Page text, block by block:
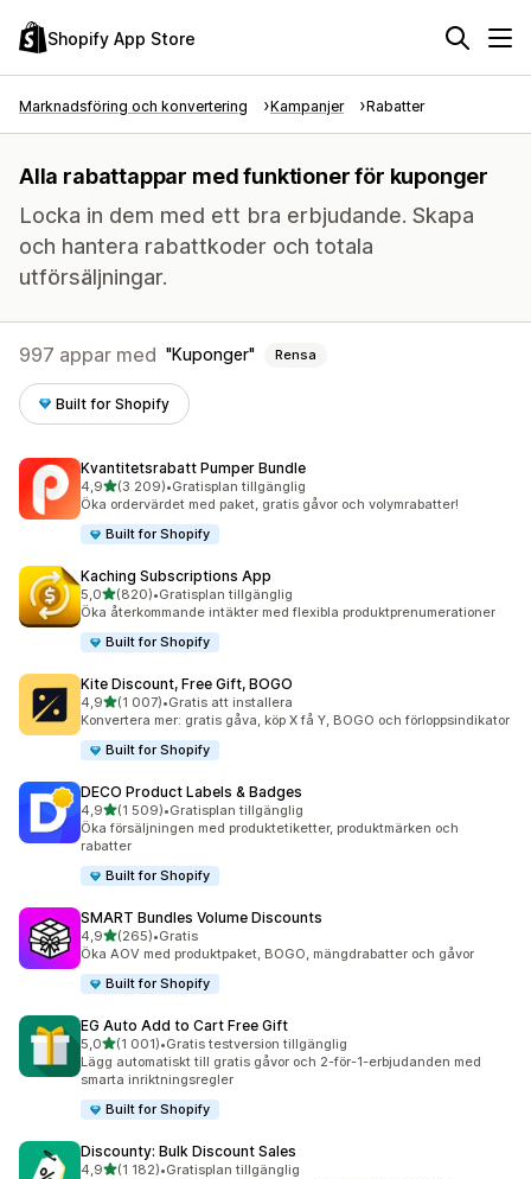
Shopify App Store
Marknadsföring och konvertering Kampanjer Rabatter
Alla rabattappar med funktioner för kuponger
Locka in dem med ett bra erbjudande. Skapa
och hantera rabattkoder och totala
utförsäljningar.
997 appar med Kuponger Rensa
Built for Shopify
Kvantitetsrabatt Pumper Bundle
4,9av 5 stjärnor
(3 209)
3209 recensioner totalt
•Gratisplan tillgänglig
Öka ordervärdet med paket, gratis gåvor och volymrabatter!
Built for Shopify
Kaching Subscriptions App
5,0av 5 stjärnor
(820)
820 recensioner totalt
•Gratisplan tillgänglig
Öka återkommande intäkter med flexibla produktprenumerationer
Built for Shopify
Kite Discount, Free Gift, BOGO
4,9av 5 stjärnor
(1 007)
1007 recensioner totalt
•Gratis att installera
Konvertera mer: gratis gåva, köp X få Y, BOGO och förloppsindikator
Built for Shopify
DECO Product Labels & Badges
4,9av 5 stjärnor
(1 509)
1509 recensioner totalt
•Gratisplan tillgänglig
Öka försäljningen med produktetiketter, produktmärken och
rabatter
Built for Shopify
SMART Bundles Volume Discounts
4,9av 5 stjärnor
(265)
265 recensioner totalt
•Gratis
Öka AOV med produktpaket, BOGO, mängdrabatter och gåvor
Built for Shopify
EG Auto Add to Cart Free Gift
5,0av 5 stjärnor
(1 001)
1001 recensioner totalt
•Gratis testversion tillgänglig
Lägg automatiskt till gratis gåvor och 2-för-1-erbjudanden med
smarta inriktningsregler
Built for Shopify
Discounty: Bulk Discount Sales
4,9av 5 stjärnor
(1 182)•Gratisplan tillgänglig